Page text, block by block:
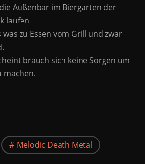
Außenbar im Biergarten der
laufen.
was zu Essen vom Grill und zwar
brauch sich keine Sorgen um
machen.
Melodic Death Metal